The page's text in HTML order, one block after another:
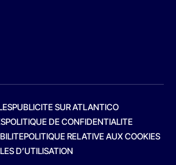
PUBLICITE SUR ATLANTICO
POLITIQUE DE CONFIDENTIALITE
POLITIQUE RELATIVE AUX COOKIES
D’UTILISATION